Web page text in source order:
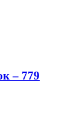
– 779